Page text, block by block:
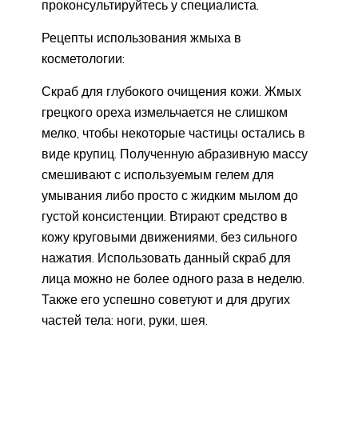
проконсультируйтесь у специалиста.
Рецепты использования жмыха в
косметологии:
Скраб для глубокого очищения кожи. Жмых
грецкого ореха измельчается не слишком
мелко, чтобы некоторые частицы остались в
виде крупиц. Полученную абразивную массу
смешивают с используемым гелем для
умывания либо просто с жидким мылом до
густой консистенции. Втирают средство в
кожу круговыми движениями, без сильного
нажатия. Использовать данный скраб для
лица можно не более одного раза в неделю.
Также его успешно советуют и для других
частей тела: ноги, руки, шея.